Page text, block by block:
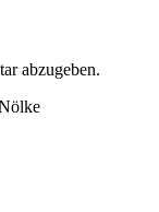
abzugeben.